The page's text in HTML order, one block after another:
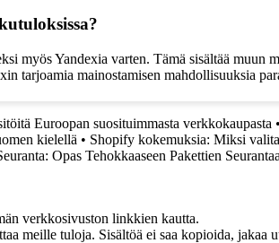
myös Yandexia varten. Tämä sisältää muun
tarjoamia mainostamisen mahdollisuuksia
Euroopan suosituimmasta verkkokaupasta •
kielellä • Shopify kokemuksia: Miksi
Opas Tehokkaaseen Pakettien
verkkosivuston linkkien kautta.
meille tuloja. Sisältöä ei saa kopioida, jakaa